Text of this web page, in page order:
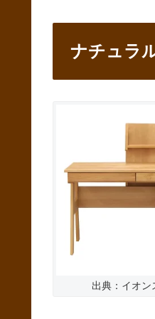
ナチュラ
出典：イオン